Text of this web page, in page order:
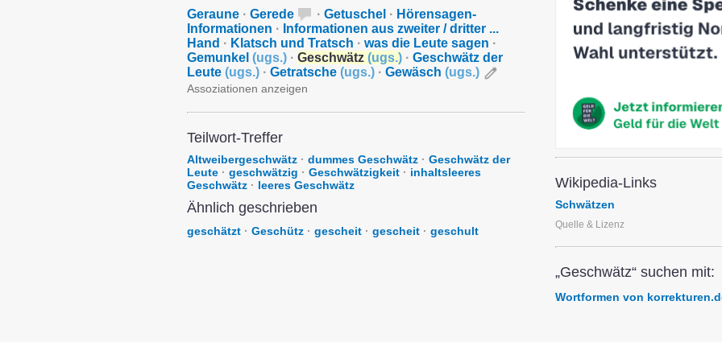
Geraune · Gerede · Getuschel · Hörensagen-
Informationen · Informationen aus zweiter / dritter ...
Hand · Klatsch und Tratsch · was die Leute sagen ·
Gemunkel (ugs.) · Geschwätz (ugs.) · Geschwätz der
Leute (ugs.) · Getratsche (ugs.) · Gewäsch (ugs.)
Assoziationen anzeigen
Teilwort-Treffer
Altweibergeschwätz · dummes Geschwätz · Geschwätz der
Leute · geschwätzig · Geschwätzigkeit · inhaltsleeres
Geschwätz · leeres Geschwätz
Ähnlich geschrieben
geschätzt · Geschütz · gescheit · gescheit · geschult
Wikipedia-Links
Schwätzen
Quelle & Lizenz
„Geschwätz“ suchen mit:
Wortformen von